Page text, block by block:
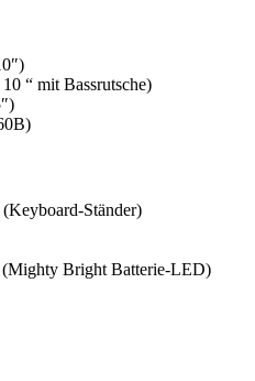
“ mit Bassrutsche)
Ständer)
Bright Batterie-LED)